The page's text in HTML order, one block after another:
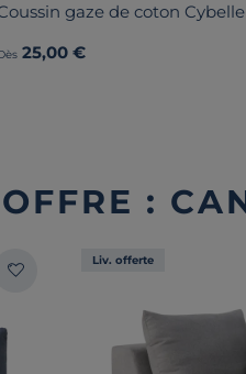
gaze de coton Cybelle
25,00 €
:
Liv. offerte